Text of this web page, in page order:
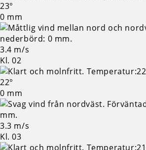
23°
0 mm
3.4 m/s
Kl. 02
22°
0 mm
3.3 m/s
Kl. 03